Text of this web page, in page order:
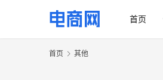
首页
首页 其他